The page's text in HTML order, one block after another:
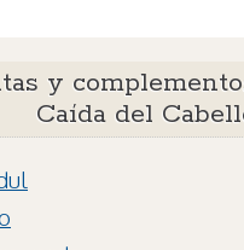
y
Caída del